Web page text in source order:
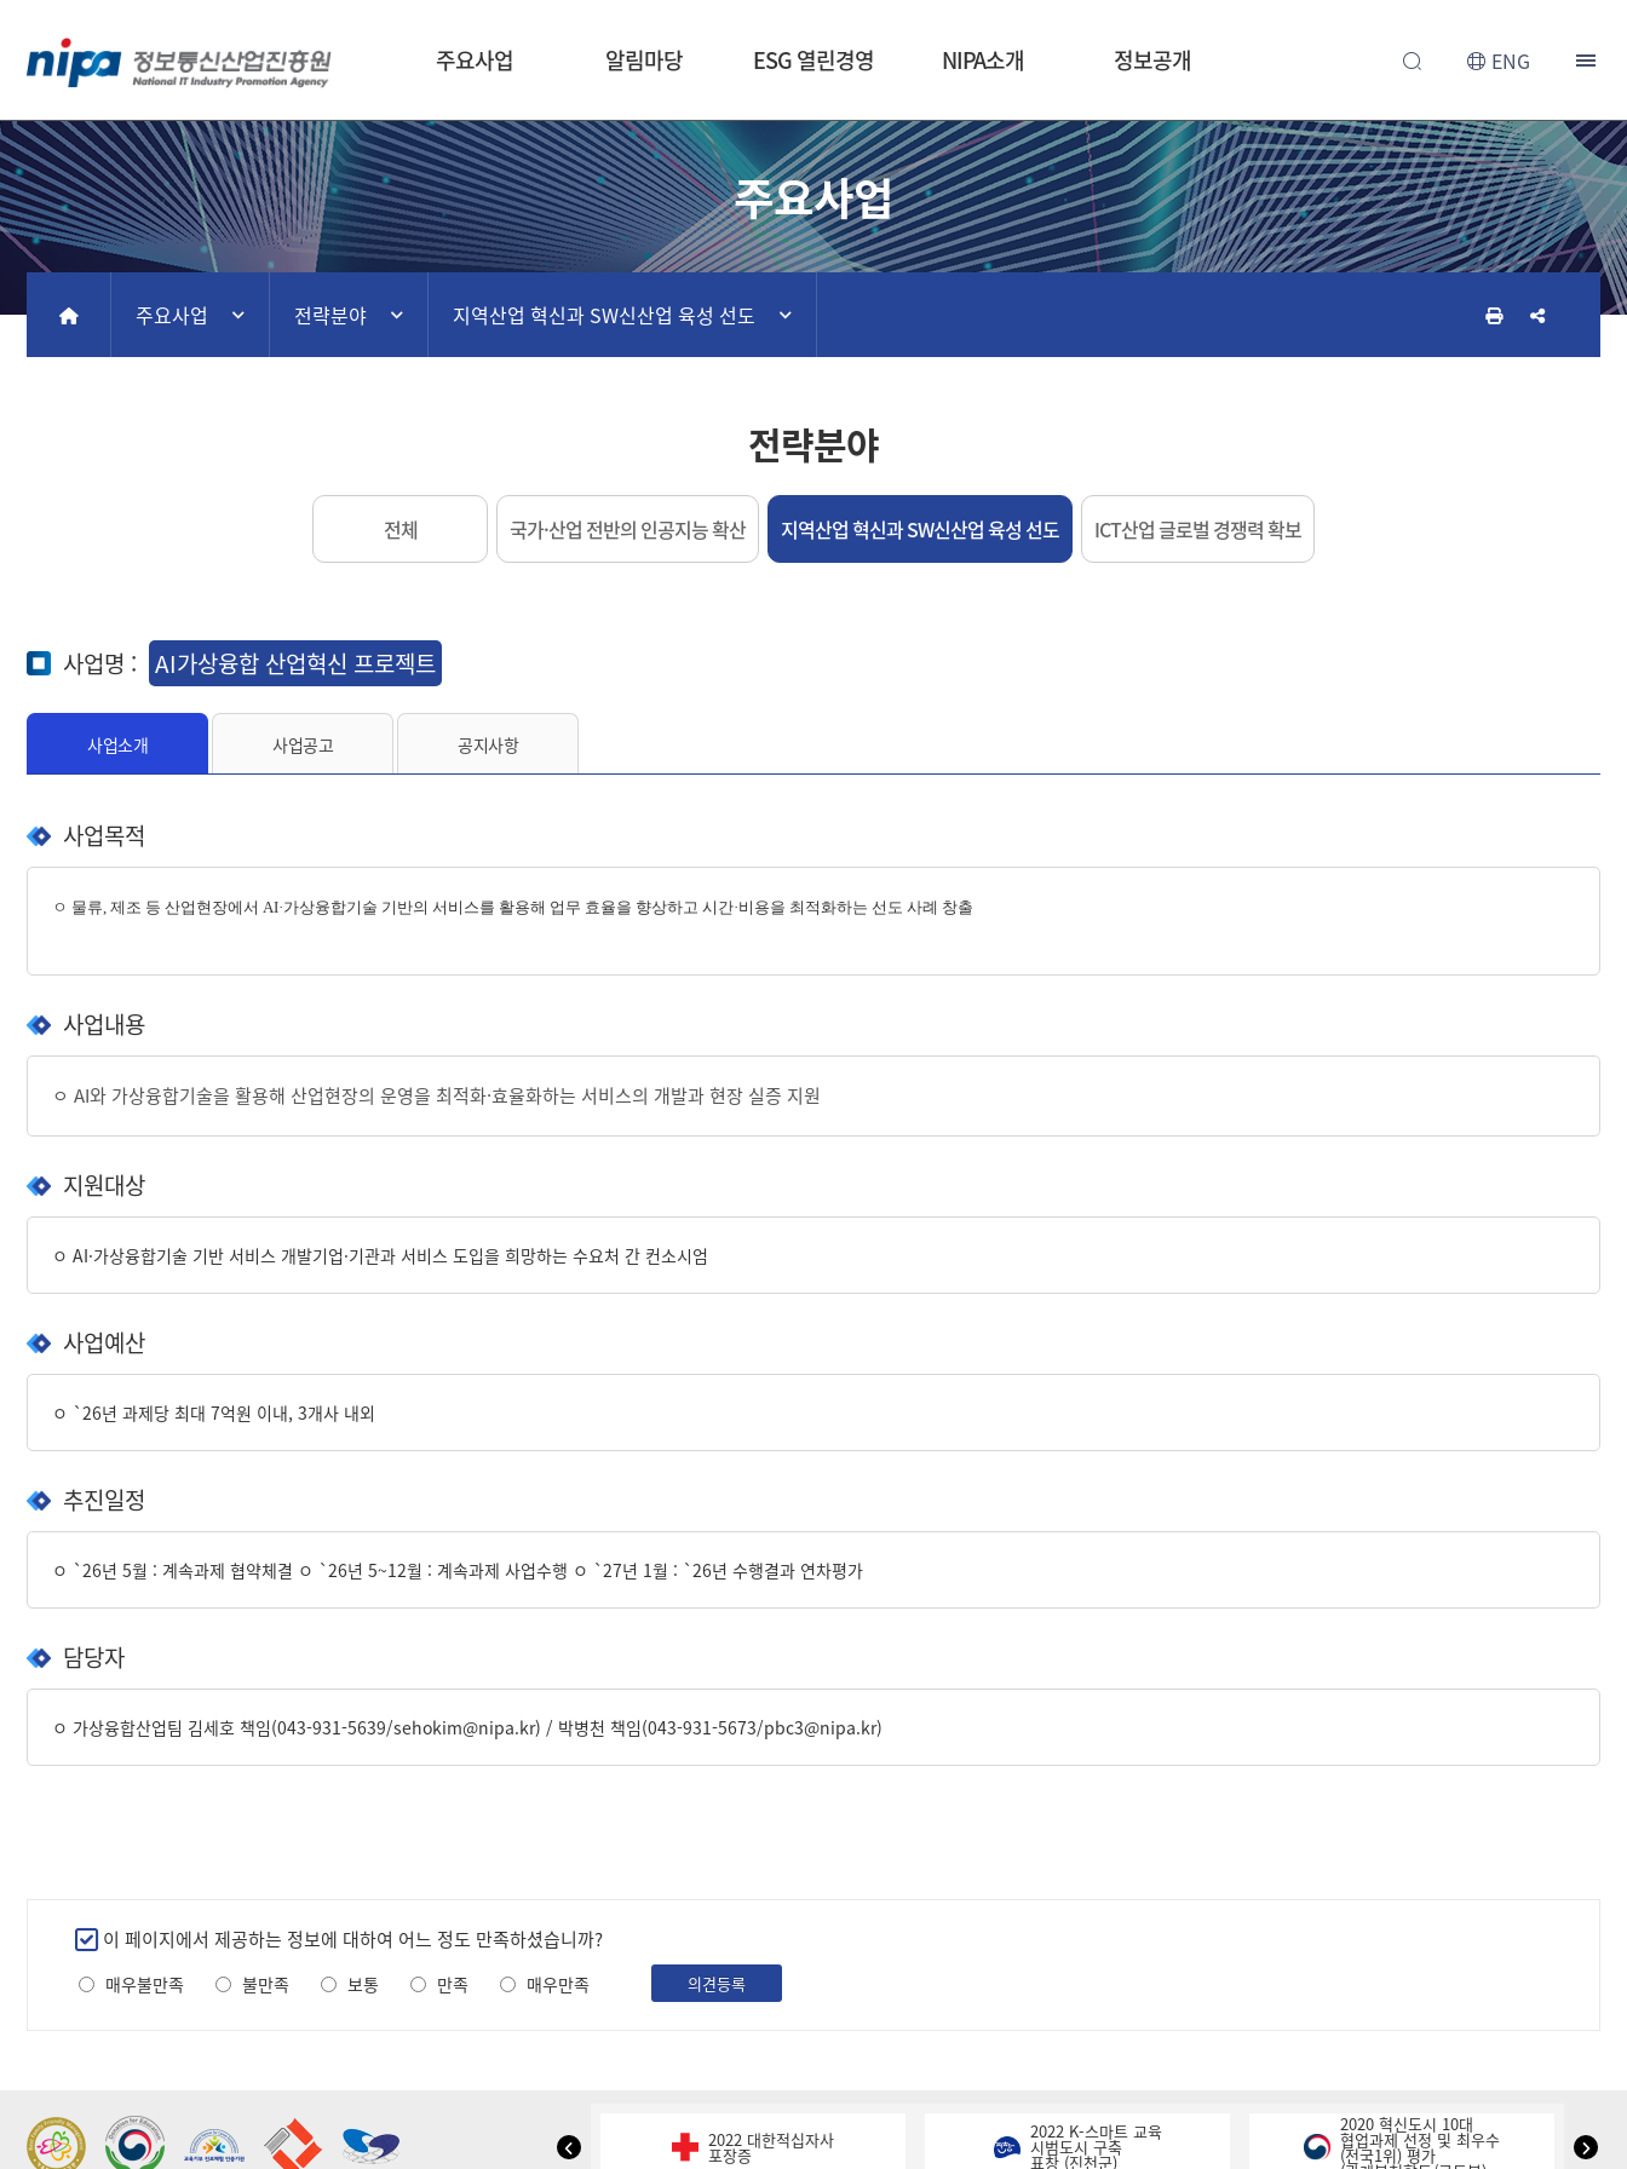
주요사업 알림마당 ESG 열린경영 NIPA소개 정보공개 ENG
주요사업
홈 주요사업 전략분야 지역산업 혁신과 SW신산업 육성 선도 인
쇄
기
공
유
기
전략분야
전체 국가·산업 전반의 인공지능 확산 지역산업 혁신과 SW신산업 육성 선도 ICT산업 글로벌 경쟁력 확보
사업명 : AI가상융합 산업혁신 프로젝트
사업소개 사업공고 공지사항
사업목적
ㅇ 물류, 제조 등 산업현장에서 AI·가상융합기술 기반의 서비스를 활용해 업무 효율을 향상하고 시간·비용을 최적화하는 선도 사례 창출
사업내용
ㅇ AI와 가상융합기술을 활용해 산업현장의 운영을 최적화·효율화하는 서비스의 개발과 현장 실증 지원
지원대상
ㅇ AI·가상융합기술 기반 서비스 개발기업·기관과 서비스 도입을 희망하는 수요처 간 컨소시엄
사업예산
ㅇ `26년 과제당 최대 7억원 이내, 3개사 내외
추진일정
ㅇ `26년 5월 : 계속과제 협약체결 ㅇ `26년 5~12월 : 계속과제 사업수행 ㅇ `27년 1월 : `26년 수행결과 연차평가
담당자
ㅇ 가상융합산업팀 김세호 책임(043-931-5639/sehokim@nipa.kr) / 박병천 책임(043-931-5673/pbc3@nipa.kr)
만
족
도
이 페이지에서 제공하는 정보에 대하여 어느 정도 만족하셨습니까?
매우불만족 불만족 보통 만족 매우만족 의견등록
NIPA
2022 가족친화우수기관
표창
2022 지역문제해결
플랫폼 표창
2022 대한적십자사
포장증
2022 K-스마트 교육
시범도시 구축
표창 (진천군)
2020 혁신도시 10대
협업과제 선정 및 최우수
(전국1위) 평가
NIPA